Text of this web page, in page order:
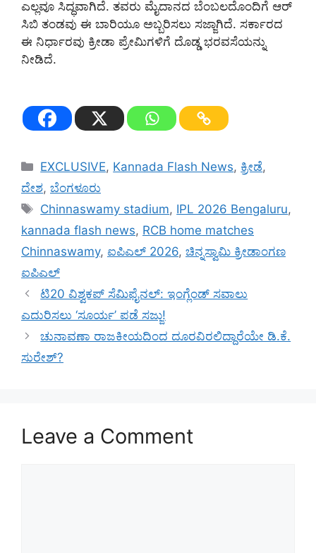
ಎಲ್ಲವೂ ಸಿದ್ಧವಾಗಿದೆ. ತವರು ಮೈದಾನದ ಬೆಂಬಲದೊಂದಿಗೆ ಆರ್
ಸಿಬಿ ತಂಡವು ಈ ಬಾರಿಯೂ ಅಬ್ಬರಿಸಲು ಸಜ್ಜಾಗಿದೆ. ಸರ್ಕಾರದ
ಈ ನಿರ್ಧಾರವು ಕ್ರೀಡಾ ಪ್ರೇಮಿಗಳಿಗೆ ದೊಡ್ಡ ಭರವಸೆಯನ್ನು
ನೀಡಿದೆ.
Categories
EXCLUSIVE, Kannada Flash News, ಕ್ರೀಡೆ,
ದೇಶ, ಬೆಂಗಳೂರು
Tags
Chinnaswamy stadium, IPL 2026 Bengaluru,
kannada flash news, RCB home matches
Chinnaswamy, ಐಪಿಎಲ್ 2026, ಚಿನ್ನಸ್ವಾಮಿ ಕ್ರೀಡಾಂಗಣ
ಐಪಿಎಲ್
ಟಿ20 ವಿಶ್ವಕಪ್ ಸೆಮಿಫೈನಲ್: ಇಂಗ್ಲೆಂಡ್ ಸವಾಲು
ಎದುರಿಸಲು ‘ಸೂರ್ಯ’ ಪಡೆ ಸಜ್ಜು!
ಚುನಾವಣಾ ರಾಜಕೀಯದಿಂದ ದೂರವಿರಲಿದ್ದಾರೆಯೇ ಡಿ.ಕೆ.
ಸುರೇಶ್?
Leave a Comment